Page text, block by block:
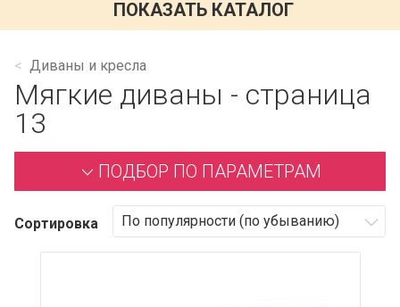
ПОКАЗАТЬ КАТАЛОГ
Диваны и кресла
Мягкие диваны - страница
13
ПОДБОР ПО ПАРАМЕТРАМ
Сортировка